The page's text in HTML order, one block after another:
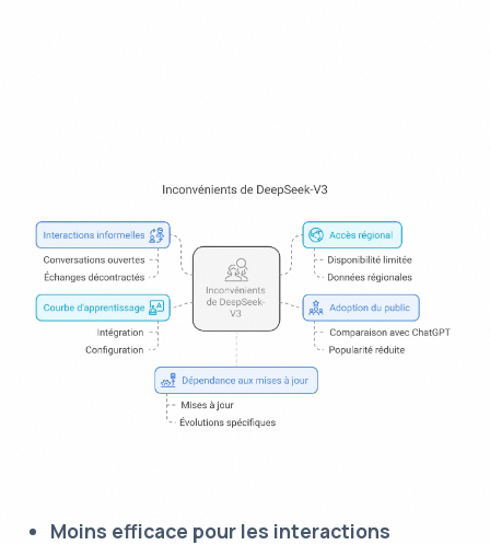
Moins efficace pour les interactions